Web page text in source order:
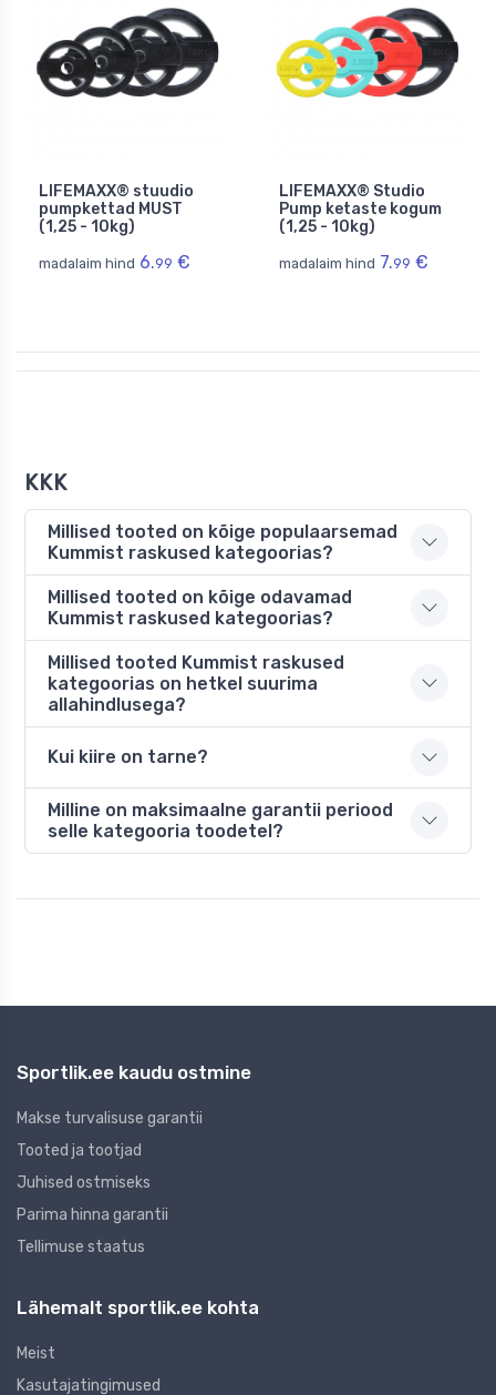
LIFEMAXX® stuudio
pumpkettad MUST
(1,25 - 10kg)
madalaim hind 6.99 €
LIFEMAXX® Studio
Pump ketaste kogum
(1,25 - 10kg)
madalaim hind 7.99 €
KKK
Millised tooted on kõige populaarsemad
Kummist raskused kategoorias?
Millised tooted on kõige odavamad
Kummist raskused kategoorias?
Millised tooted Kummist raskused
kategoorias on hetkel suurima
allahindlusega?
Kui kiire on tarne?
Milline on maksimaalne garantii periood
selle kategooria toodetel?
Sportlik.ee kaudu ostmine
Makse turvalisuse garantii
Tooted ja tootjad
Juhised ostmiseks
Parima hinna garantii
Tellimuse staatus
Lähemalt sportlik.ee kohta
Meist
Kasutajatingimused